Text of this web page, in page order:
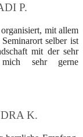
P.
mit allem
selber ist
mit der sehr
mich sehr gerne
K.